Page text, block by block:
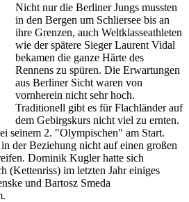
Nicht nur die Berliner Jungs mussten
in den Bergen um Schliersee bis an
ihre Grenzen, auch Weltklasseathleten
wie der spätere Sieger Laurent Vidal
bekamen die ganze Härte des
Rennens zu spüren. Die Erwartungen
aus Berliner Sicht waren von
vornherein nicht sehr hoch.
Traditionell gibt es für Flachländer auf
dem Gebirgskurs nicht viel zu ernten.
seinem 2. "Olympischen" am Start.
der Beziehung nicht auf einen großen
Dominik Kugler hatte sich
(Kettenriss) im letzten Jahr einiges
und Bartosz Smeda